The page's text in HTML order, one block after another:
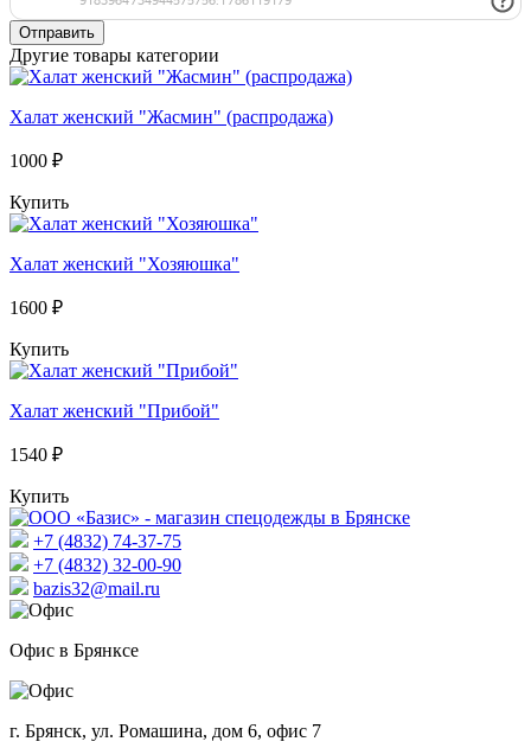
Отправить
Другие товары категории
Халат женский "Жасмин" (распродажа)
1000 ₽
Купить
Халат женский "Хозяюшка"
1600 ₽
Купить
Халат женский "Прибой"
1540 ₽
Купить
+7 (4832) 74-37-75
+7 (4832) 32-00-90
bazis32@mail.ru
Офис в Брянксе
г. Брянск, ул. Ромашина, дом 6, офис 7